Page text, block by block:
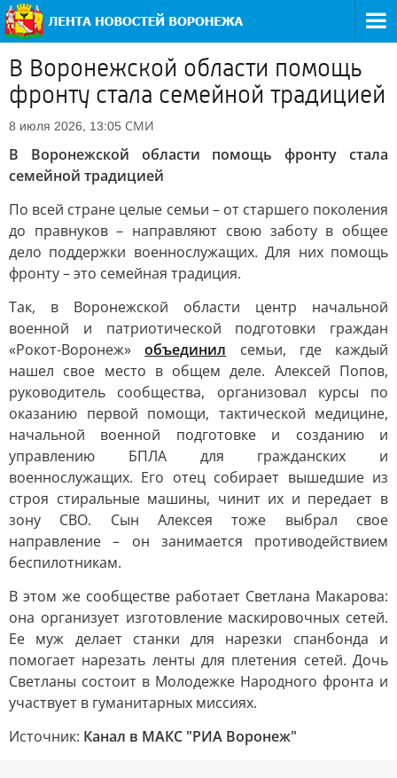
В Воронежской области помощь
фронту стала семейной традицией
8 июля 2026, 13:05 СМИ
В Воронежской области помощь фронту стала
семейной традицией
По всей стране целые семьи – от старшего поколения
до правнуков – направляют свою заботу в общее
дело поддержки военнослужащих. Для них помощь
фронту – это семейная традиция.
Так, в Воронежской области центр начальной
военной и патриотической подготовки граждан
«Рокот-Воронеж»объединил семьи, где каждый
нашел свое место в общем деле. Алексей Попов,
руководитель сообщества, организовал курсы по
оказанию первой помощи, тактической медицине,
начальной военной подготовке и созданию и
управлению БПЛА для гражданских и
военнослужащих. Его отец собирает вышедшие из
строя стиральные машины, чинит их и передает в
зону СВО. Сын Алексея тоже выбрал свое
направление – он занимается противодействием
беспилотникам.
В этом же сообществе работает Светлана Макарова:
она организует изготовление маскировочных сетей.
Ее муж делает станки для нарезки спанбонда и
помогает нарезать ленты для плетения сетей. Дочь
Светланы состоит в Молодежке Народного фронта и
участвует в гуманитарных миссиях.
Источник: Канал в МАКС "РИА Воронеж"